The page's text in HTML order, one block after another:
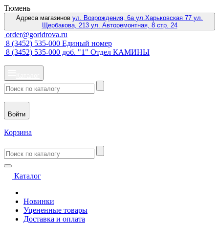
Тюмень
Адреса магазинов ул. Возрождения, 6а ул.Харьковская 77 ул.
Щербакова, 213 ул. Авторемонтная, 8 стр. 24
order@goridrova.ru
8 (3452) 535-000 Единый номер
8 (3452) 535-000 доб. "1" Отдел КАМИНЫ
Войти
Корзина
Каталог
Новинки
Уцененные товары
Доставка и оплата